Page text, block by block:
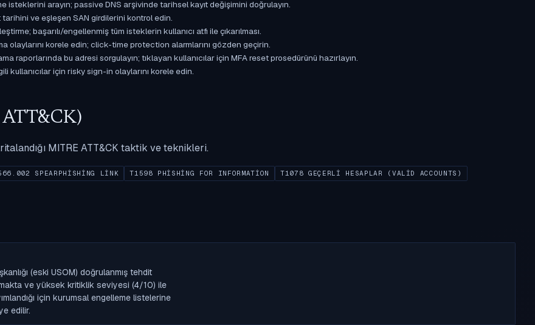
arayın; passive DNS arşivinde tarihsel kayıt değişimini doğrulayın.
ve eşleşen SAN girdilerini kontrol edin.
başarılı/engellenmiş tüm isteklerin kullanıcı atfı ile çıkarılması.
olaylarını korele edin; click-time protection alarmlarını gözden geçirin.
raporlarında bu adresi sorgulayın; tıklayan kullanıcılar için MFA reset prosedürünü hazırlayın.
kullanıcılar için risky sign-in olaylarını korele edin.
ATT&CK)
MITRE ATT&CK taktik ve teknikleri.
SPEARPHISHING LINK T1598 PHISHING FOR INFORMATION T1078 GEÇERLI HESAPLAR (VALID ACCOUNTS)
(eski USOM) doğrulanmış tehdit
ve yüksek kritiklik seviyesi (4/10) ile
için kurumsal engelleme listelerine
edilir.